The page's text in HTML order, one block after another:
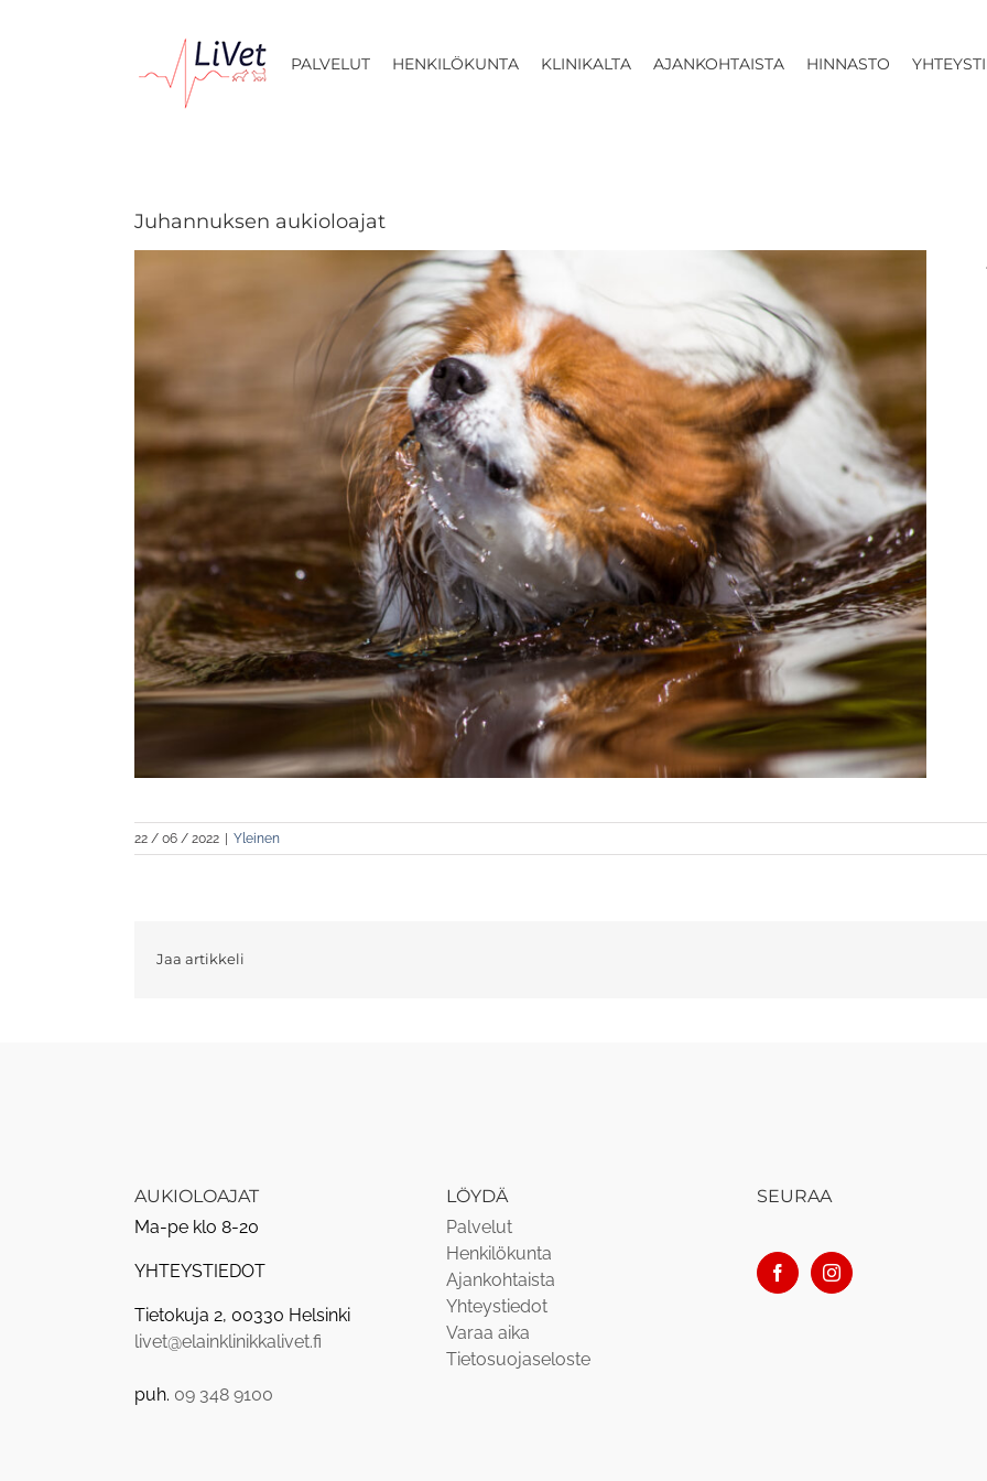
PALVELUT HENKILÖKUNTA KLINIKALTA AJANKOHTAISTA HINNASTO
Juhannuksen aukioloajat
22 / 06 / 2022 Yleinen
Jaa artikkeli
AUKIOLOAJAT
Ma-pe klo 8-20
YHTEYSTIEDOT
Tietokuja 2, 00330 Helsinki
livet@elainklinikkalivet.fi
puh. 09 348 9100
LÖYDÄ
Palvelut
Henkilökunta
Ajankohtaista
Yhteystiedot
Varaa aika
Tietosuojaseloste
SEURAA